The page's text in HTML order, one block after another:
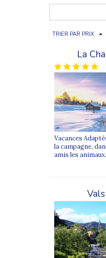
Tout au long de
En décembre, les
d’année
Des sports
Pour les
permettent de
Au-delà des
chaleureux
Les menus
Séjours
TRIER PAR PRIX
La
Vacances
la campagne,
amis les animaux.